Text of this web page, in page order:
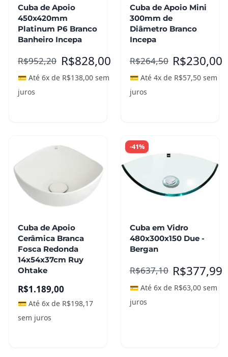
Cuba de Apoio
450x420mm
Platinum P6 Branco
Banheiro Incepa
R$952,20 R$828,00
💳 Até 6x de R$138,00 sem
juros
Cuba de Apoio Mini
300mm de
Diâmetro Branco
Incepa
R$264,50 R$230,00
💳 Até 4x de R$57,50sem
juros
Cuba de Apoio
Cerâmica Branca
Fosca Redonda
14x54x37cm Ruy
Ohtake
R$1.189,00
💳 Até 6x de R$198,17
sem juros
-41%
Cuba em Vidro
480x300x150 Due -
Bergan
R$637,10 R$377,99
💳 Até 6x de R$63,00sem
juros